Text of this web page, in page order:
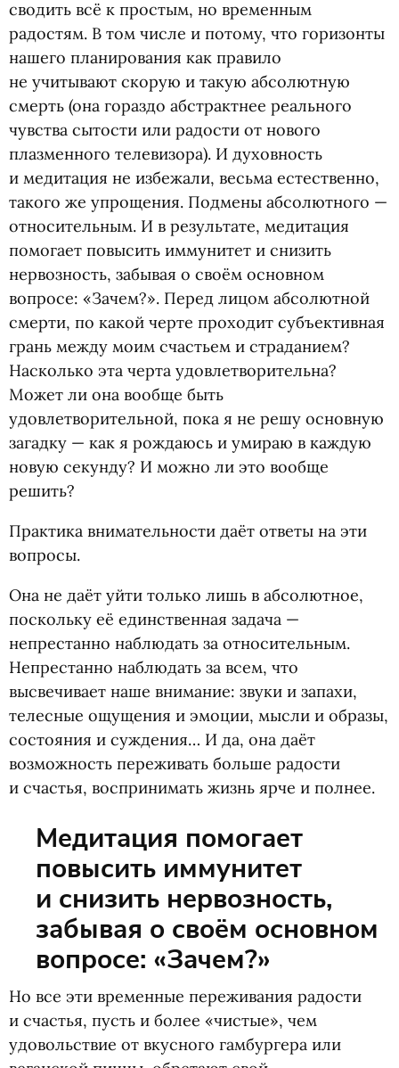
сводить всё к простым, но временным
радостям. В том числе и потому, что горизонты
нашего планирования как правило
не учитывают скорую и такую абсолютную
смерть (она гораздо абстрактнее реального
чувства сытости или радости от нового
плазменного телевизора). И духовность
и медитация не избежали, весьма естественно,
такого же упрощения. Подмены абсолютного —
относительным. И в результате, медитация
помогает повысить иммунитет и снизить
нервозность, забывая о своём основном
вопросе: «Зачем?». Перед лицом абсолютной
смерти, по какой черте проходит субъективная
грань между моим счастьем и страданием?
Насколько эта черта удовлетворительна?
Может ли она вообще быть
удовлетворительной, пока я не решу основную
загадку — как я рождаюсь и умираю в каждую
новую секунду? И можно ли это вообще
решить?
Практика внимательности даёт ответы на эти
вопросы.
Она не даёт уйти только лишь в абсолютное,
поскольку её единственная задача —
непрестанно наблюдать за относительным.
Непрестанно наблюдать за всем, что
высвечивает наше внимание: звуки и запахи,
телесные ощущения и эмоции, мысли и образы,
состояния и суждения… И да, она даёт
возможность переживать больше радости
и счастья, воспринимать жизнь ярче и полнее.
Медитация помогает
повысить иммунитет
и снизить нервозность,
забывая о своём основном
вопросе: «Зачем?»
Но все эти временные переживания радости
и счастья, пусть и более «чистые», чем
удовольствие от вкусного гамбургера или